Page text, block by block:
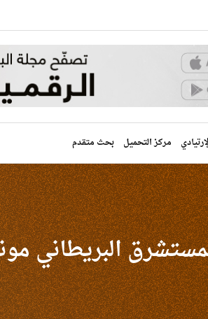
مركز التحميل بحث متقدم
المستشرق